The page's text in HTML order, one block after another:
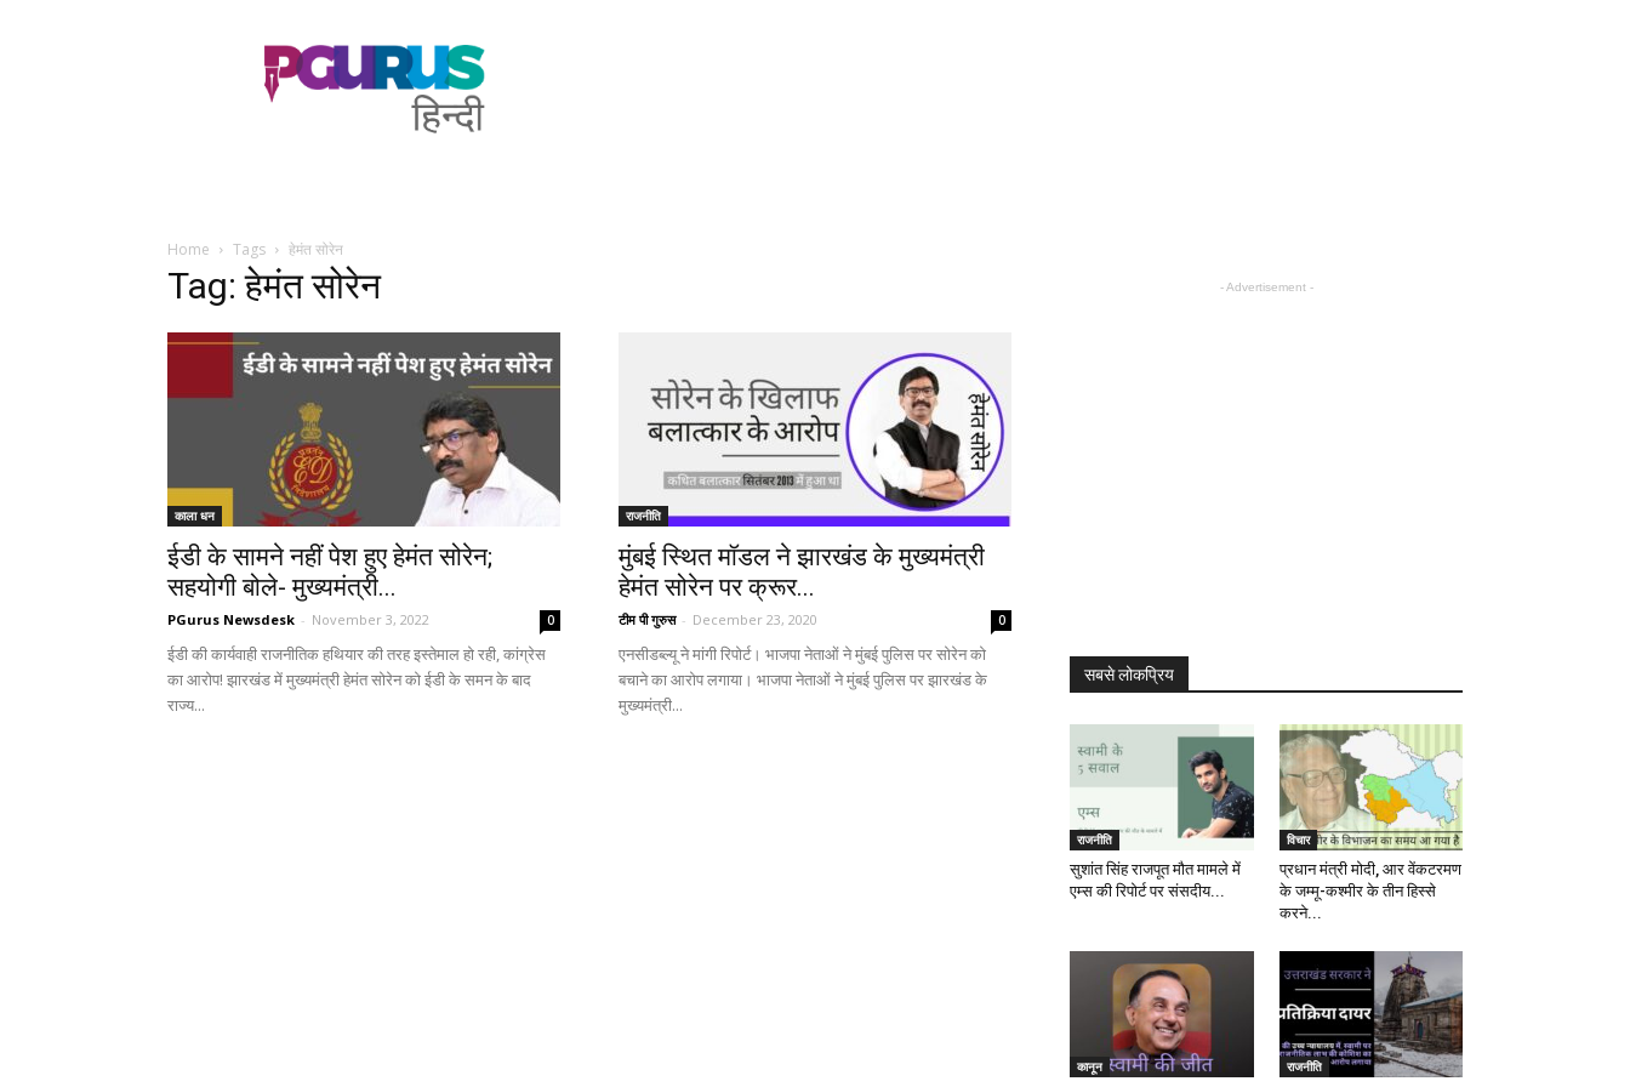
PGurus
Hindi
Home Tags हेमंत सोरेन
Tag: हेमंत सोरेन
काला धन
ईडी के सामने नहीं पेश हुए हेमंत सोरेन;
सहयोगी बोले- मुख्यमंत्री...
PGurus Newsdesk - November 3, 2022 0
ईडी की कार्यवाही राजनीतिक हथियार की तरह इस्तेमाल हो रही, कांग्रेस
का आरोप! झारखंड में मुख्यमंत्री हेमंत सोरेन को ईडी के समन के बाद
राज्य...
राजनीति
मुंबई स्थित मॉडल ने झारखंड के मुख्यमंत्री
हेमंत सोरेन पर क्रूर...
टीम पी गुरुस - December 23, 2020 0
एनसीडब्ल्यू ने मांगी रिपोर्ट। भाजपा नेताओं ने मुंबई पुलिस पर सोरेन को
बचाने का आरोप लगाया। भाजपा नेताओं ने मुंबई पुलिस पर झारखंड के
मुख्यमंत्री...
- Advertisement -
सबसे लोकप्रिय
राजनीति
सुशांत सिंह राजपूत मौत मामले में
एम्स की रिपोर्ट पर संसदीय...
विचार
प्रधान मंत्री मोदी, आर वेंकटरमण
के जम्मू-कश्मीर के तीन हिस्से
करने...
कानून राजनीति